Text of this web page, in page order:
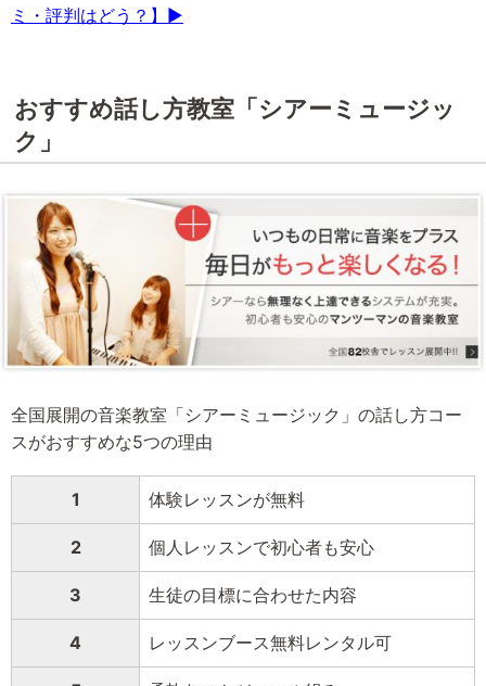
ミ・評判はどう？】▶
おすすめ話し方教室「シアーミュージッ
ク」
全国展開の音楽教室「シアーミュージック」の話し方コー
スがおすすめな5つの理由
1 体験レッスンが無料
2 個人レッスンで初心者も安心
3 生徒の目標に合わせた内容
4 レッスンブース無料レンタル可